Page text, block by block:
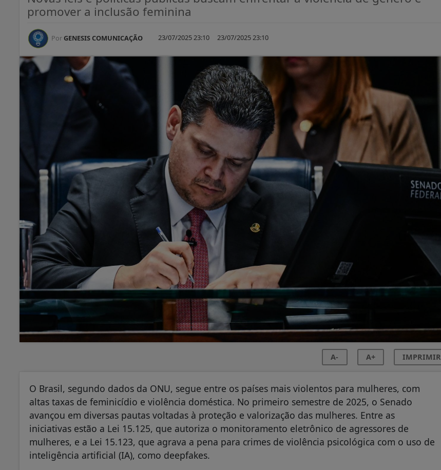
promover a inclusão feminina
Por GENESIS COMUNICAÇÃO 23/07/2025 23:10 23/07/2025 23:10
A- A+ IMPRIMIR
O Brasil, segundo dados da ONU, segue entre os países mais violentos para mulheres, com
altas taxas de feminicídio e violência doméstica. No primeiro semestre de 2025, o Senado
avançou em diversas pautas voltadas à proteção e valorização das mulheres. Entre as
iniciativas estão a Lei 15.125, que autoriza o monitoramento eletrônico de agressores de
mulheres, e a Lei 15.123, que agrava a pena para crimes de violência psicológica com o uso de
inteligência artificial (IA), como deepfakes.